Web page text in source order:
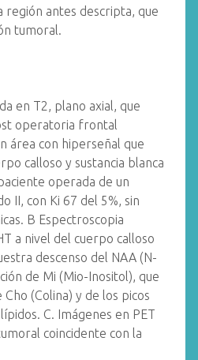
región antes descripta, que
tumoral.
en T2, plano axial, que
operatoria frontal
área con hiperseñal que
calloso y sustancia blanca
operada de un
II, con Ki 67 del 5%, sin
B Espectroscopia
a nivel del cuerpo calloso
descenso del NAA (N-
de Mi (Mio-Inositol), que
(Colina) y de los picos
C. Imágenes en PET
coincidente con la